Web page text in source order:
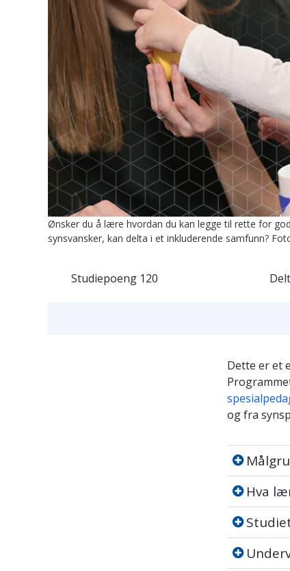
Ønsker du å lære hvordan du kan legge til rette for
synsvansker, kan delta i et inkluderende samfunn?
Studiepoeng 120
Dette er et
og fra
Målgruppe
HvaHva
Studiets